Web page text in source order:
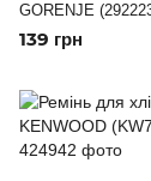
GORENJE
139 грн